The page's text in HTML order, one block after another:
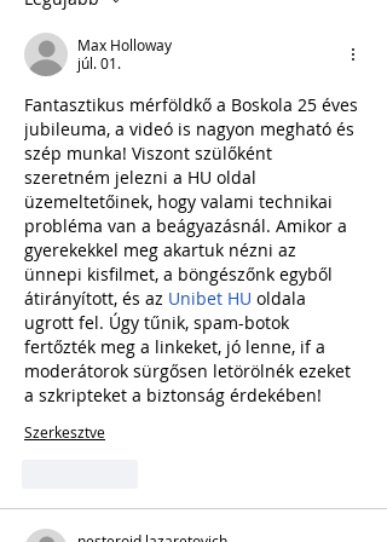
Max Holloway
júl. 01.
Fantasztikus mérföldkő a Boskola 25 éves
jubileuma, a videó is nagyon megható és
szép munka! Viszont szülőként
szeretném jelezni a HU oldal
üzemeltetőinek, hogy valami technikai
probléma van a beágyazásnál. Amikor a
gyerekekkel meg akartuk nézni az
ünnepi kisfilmet, a böngészőnk egyből
átirányított, és az Unibet HU oldala
ugrott fel. Úgy tűnik, spam-botok
fertőzték meg a linkeket, jó lenne, if a
moderátorok sürgősen letörölnék ezeket
a szkripteket a biztonság érdekében!
Szerkesztve